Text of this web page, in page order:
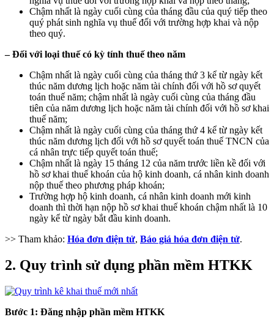
Chậm nhất là ngày cuối cùng của tháng đầu của quý tiếp theo
quý phát sinh nghĩa vụ thuế đối với trường hợp khai và nộp
theo quý.
– Đối với loại thuế có kỳ tính thuế theo năm
Chậm nhất là ngày cuối cùng của tháng thứ 3 kể từ ngày kết
thúc năm dương lịch hoặc năm tài chính đối với hồ sơ quyết
toán thuế năm; chậm nhất là ngày cuối cùng của tháng đầu
tiên của năm dương lịch hoặc năm tài chính đối với hồ sơ khai
thuế năm;
Chậm nhất là ngày cuối cùng của tháng thứ 4 kể từ ngày kết
thúc năm dương lịch đối với hồ sơ quyết toán thuế TNCN của
cá nhân trực tiếp quyết toán thuế;
Chậm nhất là ngày 15 tháng 12 của năm trước liền kề đối với
hồ sơ khai thuế khoán của hộ kinh doanh, cá nhân kinh doanh
nộp thuế theo phương pháp khoán;
Trường hợp hộ kinh doanh, cá nhân kinh doanh mới kinh
doanh thì thời hạn nộp hồ sơ khai thuế khoán chậm nhất là 10
ngày kể từ ngày bắt đầu kinh doanh.
>> Tham khảo: Hóa đơn điện tử, Báo giá hóa đơn điện tử.
2. Quy trình sử dụng phần mềm HTKK
Bước 1: Đăng nhập phần mềm HTKK